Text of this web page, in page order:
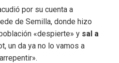
por su cuenta a
de Semilla, donde hizo
«despierte» y sal a
un da ya no lo vamos a